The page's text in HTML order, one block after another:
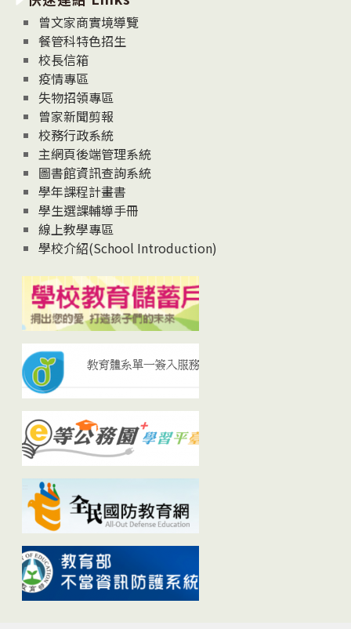
息
News
曾文家商實境導覽
餐管科特色招生
校長信箱
疫情專區
失物招領專區
曾家新聞剪報
校務行政系統
主網頁後端管理系統
圖書館資訊查詢系統
學年課程計畫書
學生選課輔導手冊
線上教學專區
學校介紹(School Introduction)